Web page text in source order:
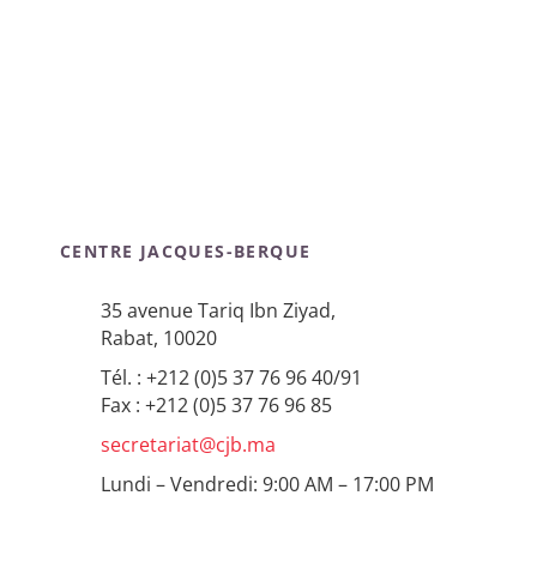
CENTRE JACQUES-BERQUE
35 avenue Tariq Ibn Ziyad,
Rabat, 10020
Tél. : +212 (0)5 37 76 96 40/91
Fax : +212 (0)5 37 76 96 85
secretariat@cjb.ma
Lundi – Vendredi: 9:00 AM – 17:00 PM